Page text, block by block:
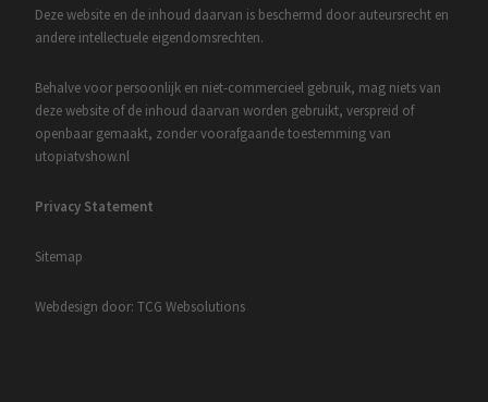
Deze website en de inhoud daarvan is beschermd door auteursrecht en
andere intellectuele eigendomsrechten.
Behalve voor persoonlijk en niet-commercieel gebruik, mag niets van
deze website of de inhoud daarvan worden gebruikt, verspreid of
openbaar gemaakt, zonder voorafgaande toestemming van
utopiatvshow.nl
Privacy Statement
Sitemap
Webdesign door: TCG Websolutions